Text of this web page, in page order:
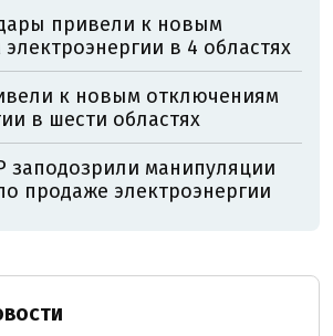
привели к новым
в 4 областях
к новым отключениям
в шести областях
заподозрили манипуляции
продаже электроэнергии